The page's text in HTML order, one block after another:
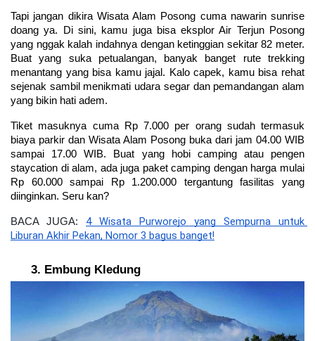
Tapi jangan dikira Wisata Alam Posong cuma nawarin sunrise
doang ya. Di sini, kamu juga bisa eksplor Air Terjun Posong
yang nggak kalah indahnya dengan ketinggian sekitar 82 meter.
Buat yang suka petualangan, banyak banget rute trekking
menantang yang bisa kamu jajal. Kalo capek, kamu bisa rehat
sejenak sambil menikmati udara segar dan pemandangan alam
yang bikin hati adem.
Tiket masuknya cuma Rp 7.000 per orang sudah termasuk
biaya parkir dan Wisata Alam Posong buka dari jam 04.00 WIB
sampai 17.00 WIB. Buat yang hobi camping atau pengen
staycation di alam, ada juga paket camping dengan harga mulai
Rp 60.000 sampai Rp 1.200.000 tergantung fasilitas yang
diinginkan. Seru kan?
BACA JUGA: 4 Wisata Purworejo yang Sempurna untuk
Liburan Akhir Pekan, Nomor 3 bagus banget!
Embung Kledung